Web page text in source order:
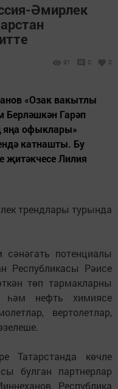
Әмирлек
91 0 0
«Озак вакытлы
Берләшкән Гарәп
яңа офыклары»
катнашты. Бу
җитәкчесе Лилия
трендлары турында
потенциалы
Республикасы Рәисе
төп тармакларны
һәм нефть химиясе
вертолетлар,
Татарстанда көчле
булган партнерлар
Республика